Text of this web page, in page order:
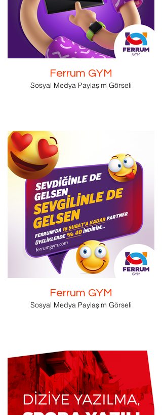
Ferrum GYM
Sosyal Medya Paylaşım Görseli
Ferrum GYM
Sosyal Medya Paylaşım Görseli